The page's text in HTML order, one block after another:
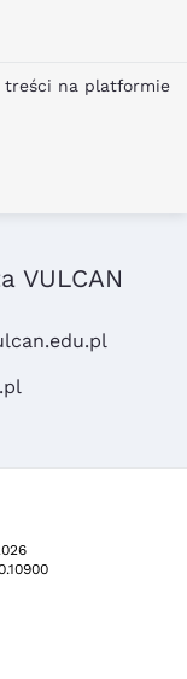
treści na platformie
VULCAN